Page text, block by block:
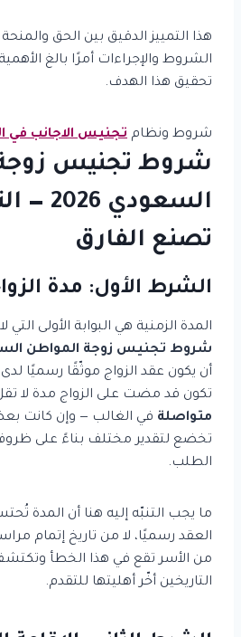
هذا التمييز الدقيق بين الحق
الشروط والإجراءات أمرًا بالغ
تحقيق هذا الهدف.
شروط ونظام تجنيس الاجانب في
شروط تجنيس
تصنع الفارق
الشرط الأول: مدة
المدة الزمنية هي البوابة الأولى التي
شروط تجنيس زوجة المواطن
أن يكون عقد الزواج موثّقًا رسميًا
تكون قد مضت على الزواج مدة لا
متواصلة في الغالب — وإن كانت
تخضع لتقدير مختلف بناءً على
الطلب.
ما يجب التنبّه إليه هنا أن المدة
العقد رسميًا، لا من تاريخ إتمام
من الأسر تقع في هذا الخطأ وتكتشف
التاريخين أخّر أهليتها للتقدم.